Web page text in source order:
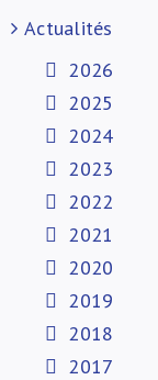
Actualités
2026
2025
2024
2023
2022
2021
2020
2019
2018
2017